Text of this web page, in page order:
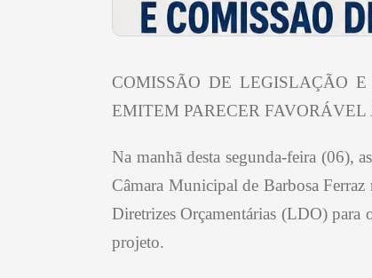
COMISSÃO DE LEGISLAÇÃO
EMITEM PARECER
Na manhã desta segunda-feira (06),
Câmara Municipal de Barbosa
Diretrizes Orçamentárias (LDO) para
projeto.